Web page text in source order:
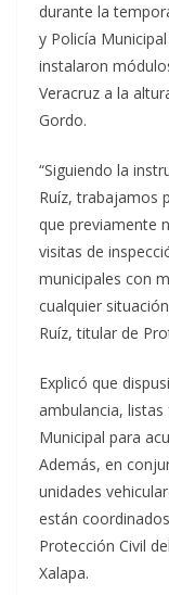
durante la
y Policía
instalaron
Veracruz a la
Gordo.
“Siguiendo la
Ruíz, trabajamos
que previamente
visitas de
municipales con
cualquier
Ruíz, titular de
Explicó que
ambulancia,
Municipal para
Además, en
unidades
están
Protección Civil
Xalapa.